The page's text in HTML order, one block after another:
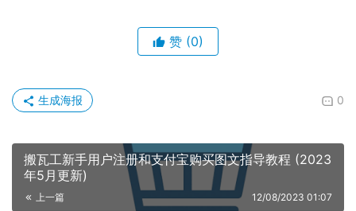
赞 (0)
0
生成海报
搬瓦工新手用户注册和支付宝购买图文指导教程 (2023
年5月更新)
上一篇 12/08/2023 01:07